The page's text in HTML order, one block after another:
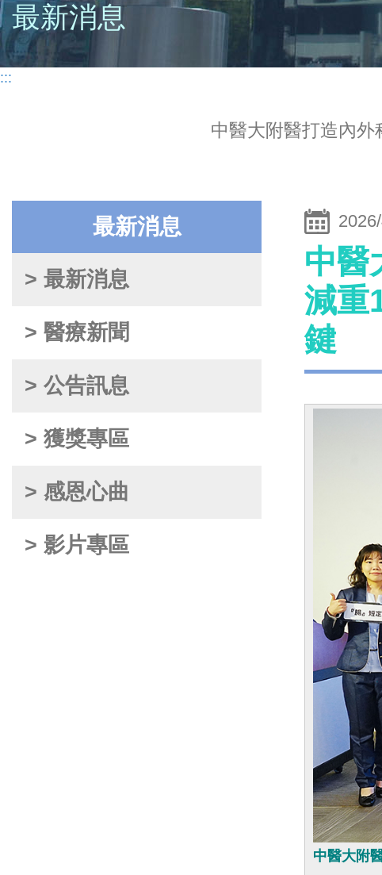
最新消息
:::
中醫大附醫打造內
最新消息
> 最新消息
> 醫療新聞
> 公告訊息
> 獲獎專區
> 感恩心曲
> 影片專區
中醫
減重
鍵
中醫大附